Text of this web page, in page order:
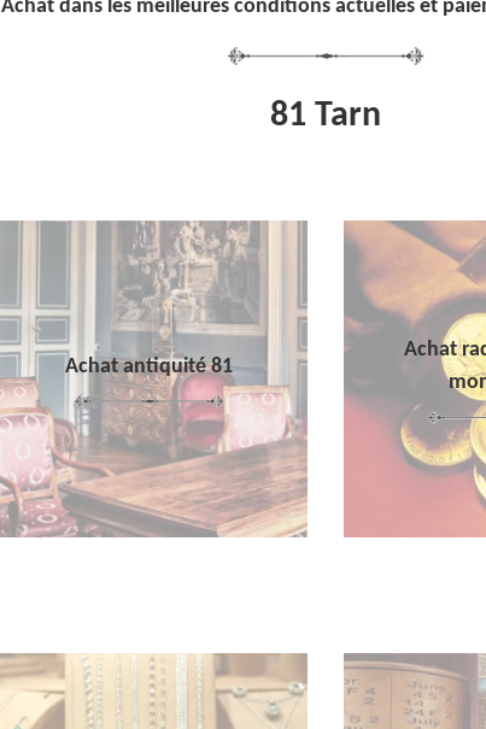
Achat dans les meilleures conditions actuelles et
81 Tarn
Achat antiquité 81
Achat